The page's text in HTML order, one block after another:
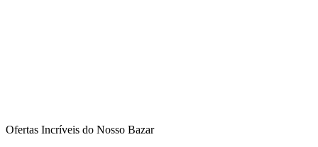
Ofertas Incríveis do Nosso Bazar